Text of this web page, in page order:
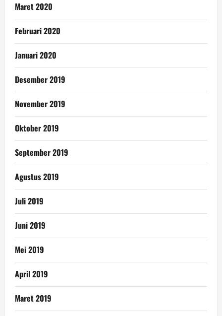
Maret 2020
Februari 2020
Januari 2020
Desember 2019
November 2019
Oktober 2019
September 2019
Agustus 2019
Juli 2019
Juni 2019
Mei 2019
April 2019
Maret 2019